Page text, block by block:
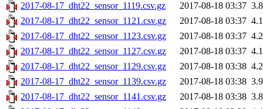
2017-08-17_dht22_sensor_1119.csv.gz
2017-08-18 03:37
2017-08-17_dht22_sensor_1121.csv.gz
2017-08-18 03:37
2017-08-17_dht22_sensor_1123.csv.gz
2017-08-18 03:37
2017-08-17_dht22_sensor_1127.csv.gz
2017-08-18 03:37
2017-08-17_dht22_sensor_1129.csv.gz
2017-08-18 03:38
2017-08-17_dht22_sensor_1139.csv.gz
2017-08-18 03:38
2017-08-17_dht22_sensor_1141.csv.gz
2017-08-18 03:38